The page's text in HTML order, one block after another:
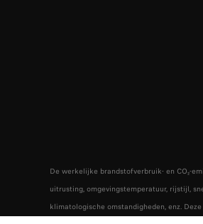
De werkelijke brandstofverbruik- en CO₂-
uitrusting, omgevingstemperatuur, rijstijl,
klimatologische omstandigheden, enz.